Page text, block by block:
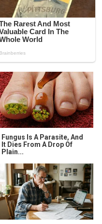
Fungus Is A Parasite, And
It Dies From A Drop Of
Plain...